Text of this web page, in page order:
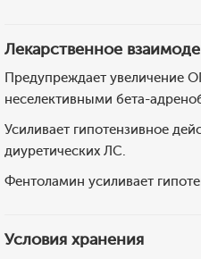
Лекарственное
Предупреждает увеличение
неселективными бета-
Усиливает гипотензивное
диуретических ЛС.
Фентоламин усиливает
Условия хранения